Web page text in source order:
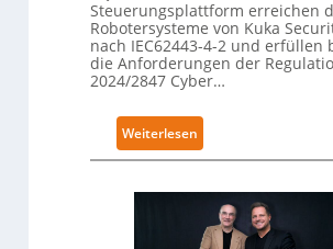
Steuerungsplattform erreichen
Robotersysteme von Kuka
nach IEC62443-4-2 und erfüllen
die Anforderungen der
2024/2847 Cyber…
Weiterlesen
K